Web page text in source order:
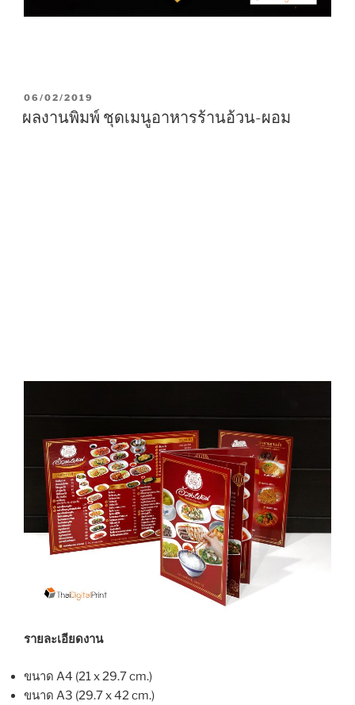
P
S
06/02/2019
ผลงานพิมพ์ ชุดเมนูอาหารร้านอ้วน-ผอม
รายละเอียดงาน
ขนาด A4 (21 x 29.7 cm.)
ขนาด A3 (29.7 x 42 cm.)